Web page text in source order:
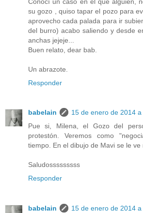
su gozo , quiso tapar el pozo para
aprovecho cada palada para ir
del burro) acabo saliendo y desde
anchas jejeje...
Buen relato, dear bab.
Un abrazote.
Responder
babelain
15 de enero de 2014 a
Pue si, Milena, el Gozo del
protestón. Veremos como
tiempo. En el dibujo de Mavi se le ve
Saludosssssssss
Responder
babelain
15 de enero de 2014 a